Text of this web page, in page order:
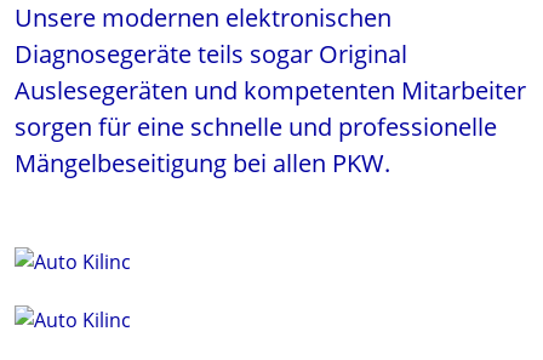
Unsere modernen elektronischen
Diagnosegeräte teils sogar Original
Auslesegeräten und kompetenten Mitarbeiter
sorgen für eine schnelle und professionelle
Mängelbeseitigung bei allen PKW.